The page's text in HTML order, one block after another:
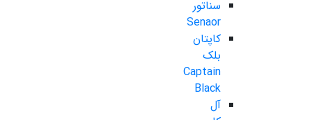
سناتور
Senaor
کاپتان
بلک
Captain
Black
آل